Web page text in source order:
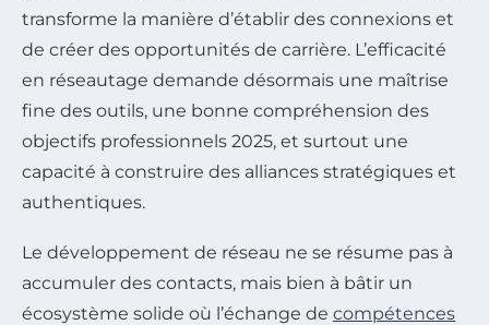
transforme la manière d’établir des connexions et
de créer des opportunités de carrière. L’efficacité
en réseautage demande désormais une maîtrise
fine des outils, une bonne compréhension des
objectifs professionnels 2025, et surtout une
capacité à construire des alliances stratégiques et
authentiques.
Le développement de réseau ne se résume pas à
accumuler des contacts, mais bien à bâtir un
écosystème solide où l’échange de compétences